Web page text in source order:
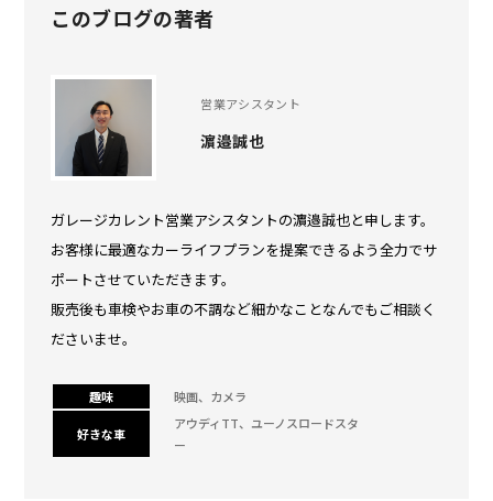
このブログの著者
営業アシスタント
濵邉誠也
ガレージカレント営業アシスタントの濵邉誠也と申します。
お客様に最適なカーライフプランを提案できるよう全力でサ
ポートさせていただきます。
販売後も車検やお車の不調など細かなことなんでもご相談く
ださいませ。
趣味 映画、カメラ
好きな車
アウディTT、ユーノスロードスタ
ー